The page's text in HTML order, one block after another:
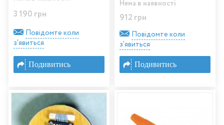
3 190 грн
Повідомте коли
з'явиться
Подивитись
Нема в наявності
912 грн
Повідомте коли
з'явиться
Подивитись